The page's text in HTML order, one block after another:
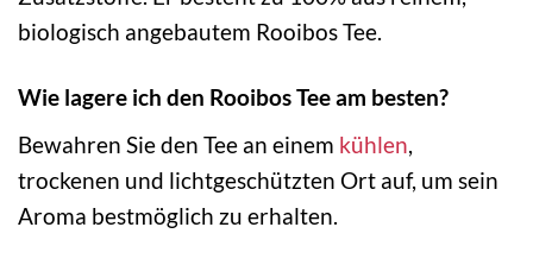
biologisch angebautem Rooibos Tee.
Wie lagere ich den Rooibos Tee am besten?
Bewahren Sie den Tee an einem kühlen,
trockenen und lichtgeschützten Ort auf, um sein
Aroma bestmöglich zu erhalten.